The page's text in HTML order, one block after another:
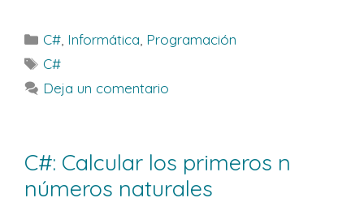
Categorías
C#, Informática, Programación
Etiquetas
C#
Deja un comentario
C#: Calcular los primeros n
números naturales